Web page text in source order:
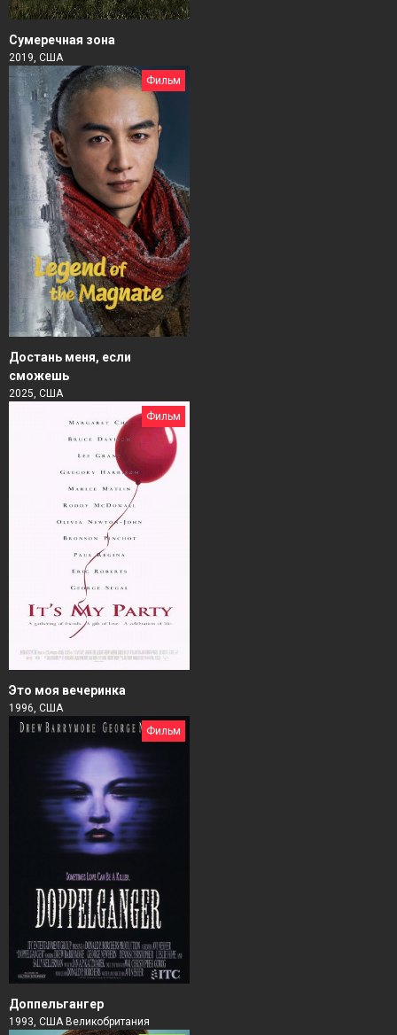
Сумеречная зона
2019, США
Фильм
Достань меня, если
сможешь
2025, США
Фильм
Это моя вечеринка
1996, США
Фильм
Доппельгангер
1993, США Великобритания